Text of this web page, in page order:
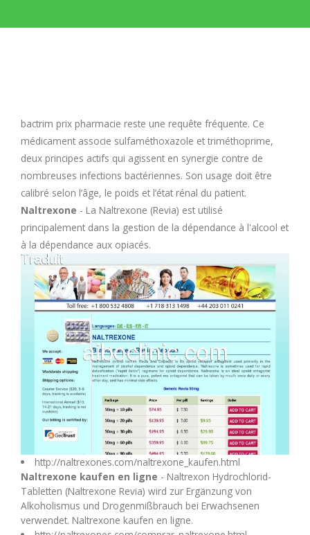
H
I
J
K
L
M
N
O
P
Q
R
S
bactrim prix pharmacie reste une requête fréquente. Ce
médicament associe sulfaméthoxazole et triméthoprime,
deux principes actifs qui agissent en synergie contre de
nombreuses infections bactériennes. Son usage doit être
calibré selon l’âge, le poids et l’état rénal du patient.
Naltrexone - La Naltrexone (Revia) est utilisé
principalement dans la gestion de la dépendance à l'alcool et
à la dépendance aux opiacés.
http://naltrexones.com/naltrexone_kaufen.html
Naltrexone kaufen en ligne - Naltrexon Hydrochlorid-
Tabletten (Naltrexone Revia) wird zur Ergänzung von
Alkoholismus und Drogenmißbrauch bei Erwachsenen
verwendet. Naltrexone kaufen en ligne.